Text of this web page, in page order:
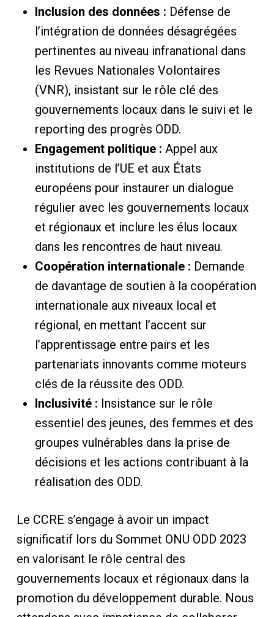
Inclusion des données : Défense de
l’intégration de données désagrégées
pertinentes au niveau infranational dans
les Revues Nationales Volontaires
(VNR), insistant sur le rôle clé des
gouvernements locaux dans le suivi et le
reporting des progrès ODD.
Engagement politique : Appel aux
institutions de l’UE et aux États
européens pour instaurer un dialogue
régulier avec les gouvernements locaux
et régionaux et inclure les élus locaux
dans les rencontres de haut niveau.
Coopération internationale : Demande
de davantage de soutien à la coopération
internationale aux niveaux local et
régional, en mettant l’accent sur
l’apprentissage entre pairs et les
partenariats innovants comme moteurs
clés de la réussite des ODD.
Inclusivité : Insistance sur le rôle
essentiel des jeunes, des femmes et des
groupes vulnérables dans la prise de
décisions et les actions contribuant à la
réalisation des ODD.
Le CCRE s’engage à avoir un impact
significatif lors du Sommet ONU ODD 2023
en valorisant le rôle central des
gouvernements locaux et régionaux dans la
promotion du développement durable. Nous